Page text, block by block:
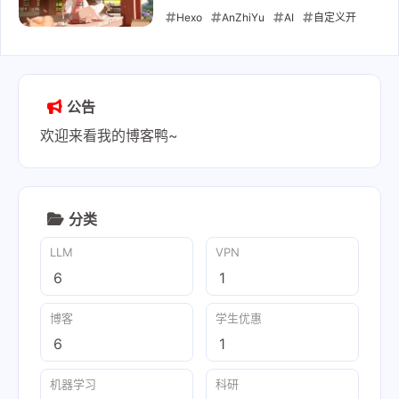
Hexo AnZhiYu AI 自定义开
2025-11-01
公告
欢迎来看我的博客鸭~
分类
LLM
6
VPN
1
博客
6
学生优惠
1
机器学习 科研